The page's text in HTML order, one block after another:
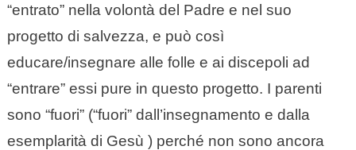
“entrato” nella volontà del Padre e nel suo
progetto di salvezza, e può così
educare/insegnare alle folle e ai discepoli ad
“entrare” essi pure in questo progetto. I parenti
sono “fuori” (“fuori” dall’insegnamento e dalla
esemplarità di Gesù ) perché non sono ancora